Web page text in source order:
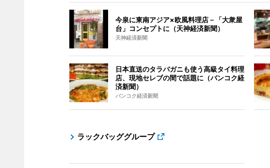
今泉に東南アジア×欧風料理店－「大衆屋
台」コンセプトに（天神経済新聞）
天神経済新聞
日本直送のタラバガニも使う高級タイ料理
店、現地セレブの間で話題に（バンコク経
済新聞）
バンコク経済新聞
ラックバッググループ